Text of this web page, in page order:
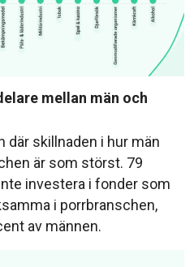
mellan män och
där skillnaden i hur män
är som störst. 79
investera i fonder som
i porrbranschen,
av männen.